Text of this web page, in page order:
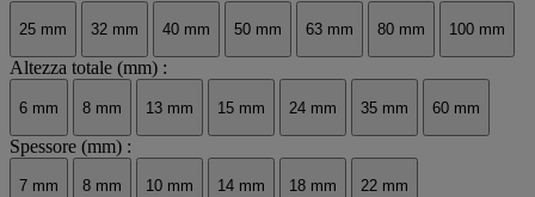
25 mm 32 mm 40 mm 50 mm 63 mm 80 mm 100 mm
Altezza totale (mm) :
6 mm 8 mm 13 mm 15 mm 24 mm 35 mm 60 mm
Spessore (mm) :
7 mm 8 mm 10 mm 14 mm 18 mm 22 mm